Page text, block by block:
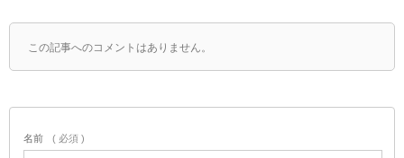
この記事へのコメントはありません。
名前 ( 必須 )